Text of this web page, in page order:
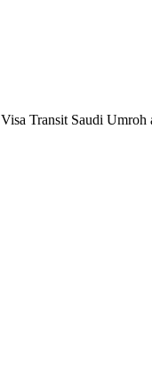
Transit Saudi